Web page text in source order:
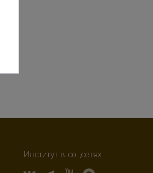
Институт в соцсетях